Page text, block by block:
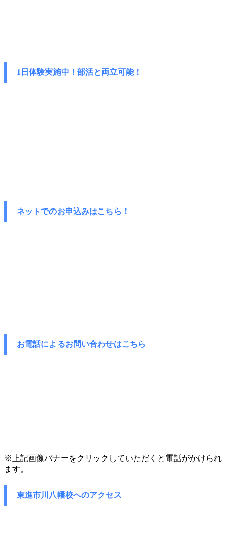
1日体験実施中！部活と両立可能！
ネットでのお申込みはこちら！
お電話によるお問い合わせはこちら
※上記画像バナーをクリックしていただくと電話がかけられ
ます。
東進市川八幡校へのアクセス